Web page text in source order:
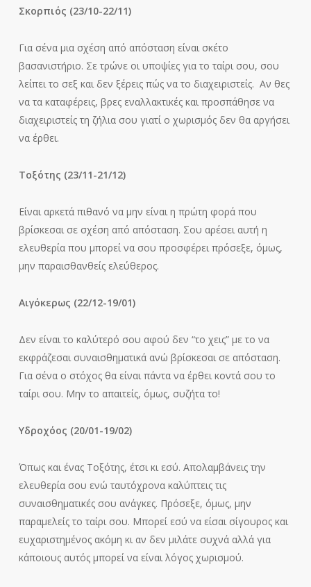
Σκορπιός (23/10-22/11)
Για σένα μια σχέση από απόσταση είναι σκέτο
βασανιστήριο. Σε τρώνε οι υποψίες για το ταίρι σου, σου
λείπει το σεξ και δεν ξέρεις πώς να το διαχειριστείς. Αν θες
να τα καταφέρεις, βρες εναλλακτικές και προσπάθησε να
διαχειριστείς τη ζήλια σου γιατί ο χωρισμός δεν θα αργήσει
να έρθει.
Τοξότης (23/11-21/12)
Είναι αρκετά πιθανό να μην είναι η πρώτη φορά που
βρίσκεσαι σε σχέση από απόσταση. Σου αρέσει αυτή η
ελευθερία που μπορεί να σου προσφέρει πρόσεξε, όμως,
μην παραισθανθείς ελεύθερος.
Αιγόκερως (22/12-19/01)
Δεν είναι το καλύτερό σου αφού δεν “το χεις” με το να
εκφράζεσαι συναισθηματικά ανώ βρίσκεσαι σε απόσταση.
Για σένα ο στόχος θα είναι πάντα να έρθει κοντά σου το
ταίρι σου. Μην το απαιτείς, όμως, συζήτα το!
Υδροχόος (20/01-19/02)
Όπως και ένας Τοξότης, έτσι κι εσύ. Απολαμβάνεις την
ελευθερία σου ενώ ταυτόχρονα καλύπτεις τις
συναισθηματικές σου ανάγκες. Πρόσεξε, όμως, μην
παραμελείς το ταίρι σου. Μπορεί εσύ να είσαι σίγουρος και
ευχαριστημένος ακόμη κι αν δεν μιλάτε συχνά αλλά για
κάποιους αυτός μπορεί να είναι λόγος χωρισμού.